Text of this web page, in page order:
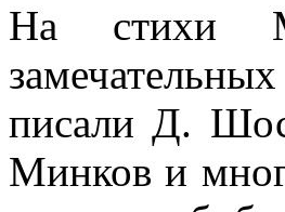
На стихи
писали Д.
Минков и